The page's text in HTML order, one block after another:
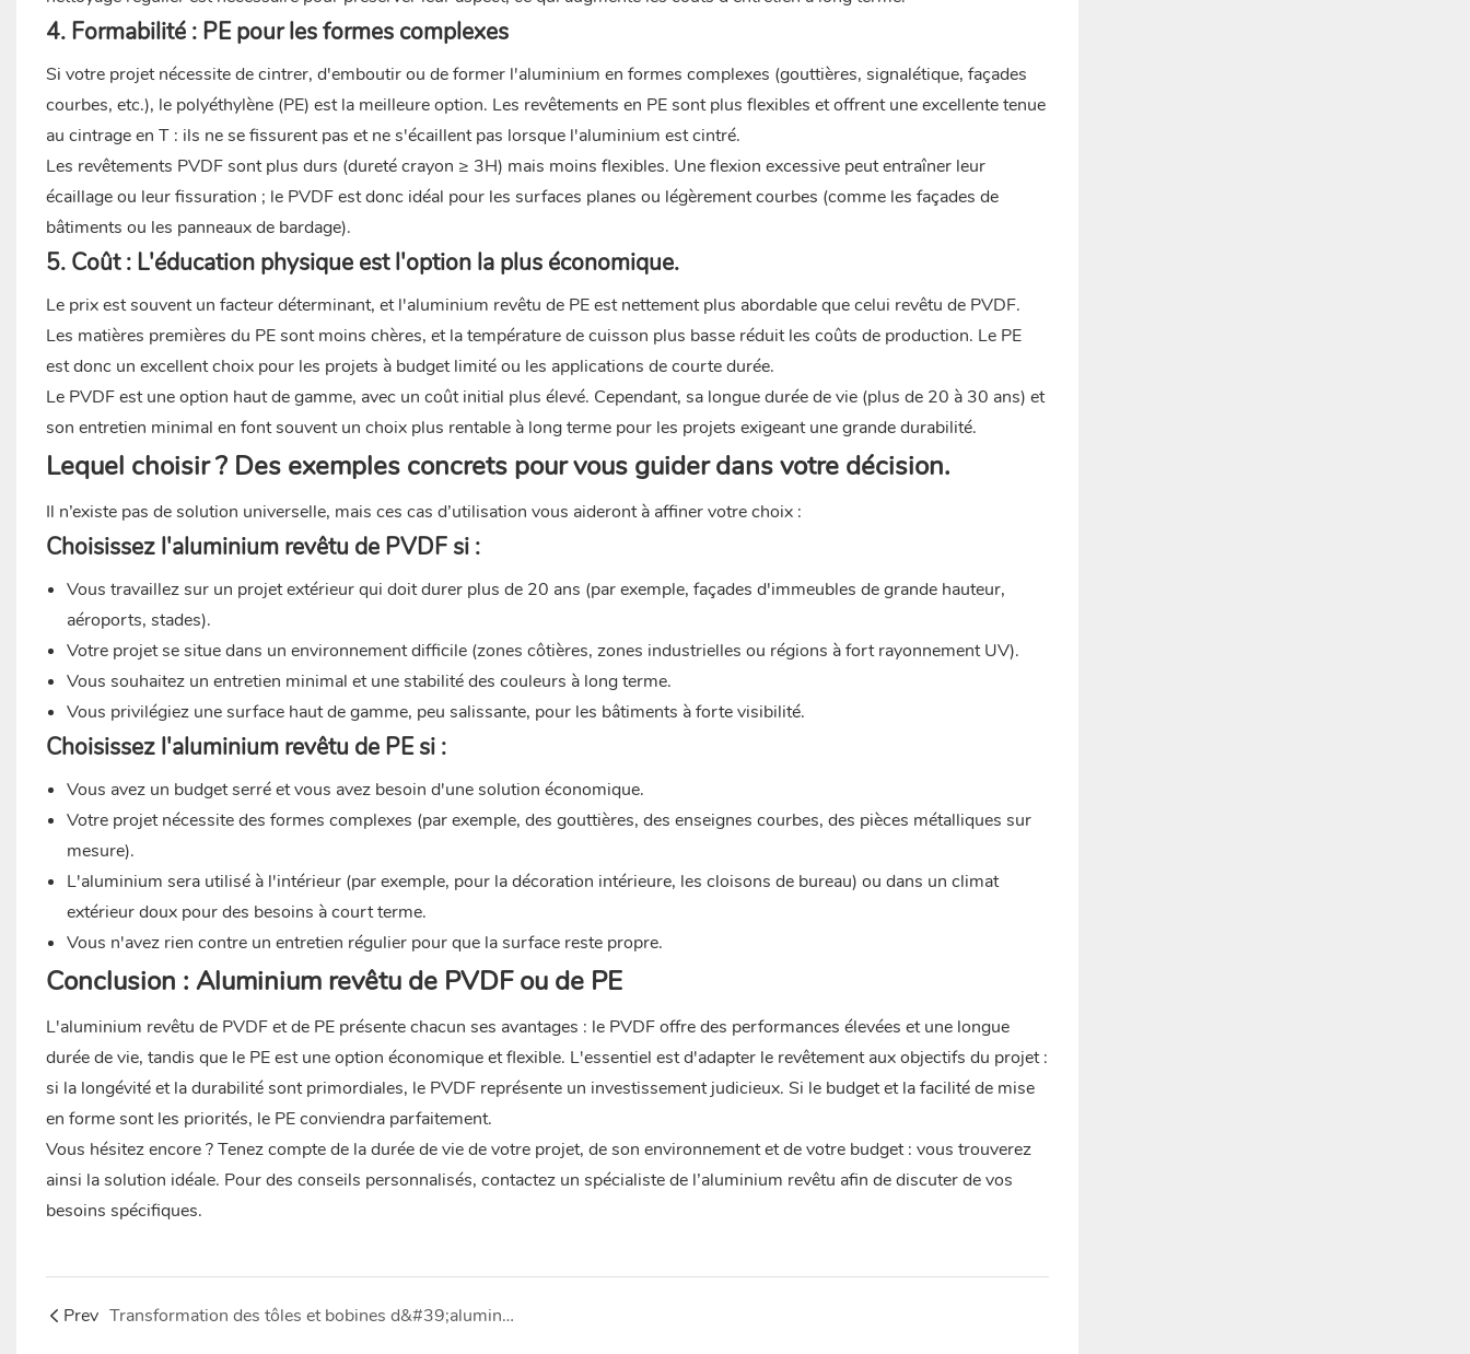
4. Formabilité : PE pour les formes complexes
Si votre projet nécessite de cintrer, d'emboutir ou de former l'aluminium en formes complexes (gouttières, signalétique, façades
courbes, etc.), le polyéthylène (PE) est la meilleure option. Les revêtements en PE sont plus flexibles et offrent une excellente tenue
au cintrage en T : ils ne se fissurent pas et ne s'écaillent pas lorsque l'aluminium est cintré.
Les revêtements PVDF sont plus durs (dureté crayon ≥ 3H) mais moins flexibles. Une flexion excessive peut entraîner leur
écaillage ou leur fissuration ; le PVDF est donc idéal pour les surfaces planes ou légèrement courbes (comme les façades de
bâtiments ou les panneaux de bardage).
5. Coût : L'éducation physique est l'option la plus économique.
Le prix est souvent un facteur déterminant, et l'aluminium revêtu de PE est nettement plus abordable que celui revêtu de PVDF.
Les matières premières du PE sont moins chères, et la température de cuisson plus basse réduit les coûts de production. Le PE
est donc un excellent choix pour les projets à budget limité ou les applications de courte durée.
Le PVDF est une option haut de gamme, avec un coût initial plus élevé. Cependant, sa longue durée de vie (plus de 20 à 30 ans) et
son entretien minimal en font souvent un choix plus rentable à long terme pour les projets exigeant une grande durabilité.
Lequel choisir ? Des exemples concrets pour vous guider dans votre décision.
Il n’existe pas de solution universelle, mais ces cas d’utilisation vous aideront à affiner votre choix :
Choisissez l'aluminium revêtu de PVDF si :
Vous travaillez sur un projet extérieur qui doit durer plus de 20 ans (par exemple, façades d'immeubles de grande hauteur,
aéroports, stades).
Votre projet se situe dans un environnement difficile (zones côtières, zones industrielles ou régions à fort rayonnement UV).
Vous souhaitez un entretien minimal et une stabilité des couleurs à long terme.
Vous privilégiez une surface haut de gamme, peu salissante, pour les bâtiments à forte visibilité.
Choisissez l'aluminium revêtu de PE si :
Vous avez un budget serré et vous avez besoin d'une solution économique.
Votre projet nécessite des formes complexes (par exemple, des gouttières, des enseignes courbes, des pièces métalliques sur
mesure).
L'aluminium sera utilisé à l'intérieur (par exemple, pour la décoration intérieure, les cloisons de bureau) ou dans un climat
extérieur doux pour des besoins à court terme.
Vous n'avez rien contre un entretien régulier pour que la surface reste propre.
Conclusion : Aluminium revêtu de PVDF ou de PE
L'aluminium revêtu de PVDF et de PE présente chacun ses avantages : le PVDF offre des performances élevées et une longue
durée de vie, tandis que le PE est une option économique et flexible. L'essentiel est d'adapter le revêtement aux objectifs du projet :
si la longévité et la durabilité sont primordiales, le PVDF représente un investissement judicieux. Si le budget et la facilité de mise
en forme sont les priorités, le PE conviendra parfaitement.
Vous hésitez encore ? Tenez compte de la durée de vie de votre projet, de son environnement et de votre budget : vous trouverez
ainsi la solution idéale. Pour des conseils personnalisés, contactez un spécialiste de l’aluminium revêtu afin de discuter de vos
besoins spécifiques.
Prev Transformation des tôles et bobines d&#39;aluminium : découpe, pliage, soudage | TOP METAL